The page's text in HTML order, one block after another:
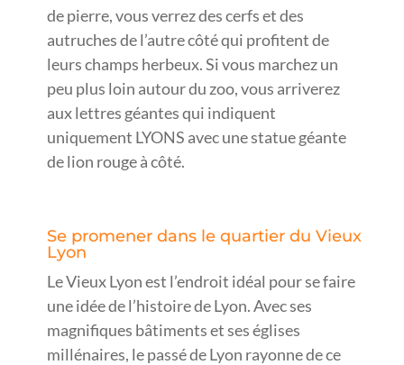
de pierre, vous verrez des cerfs et des
autruches de l’autre côté qui profitent de
leurs champs herbeux. Si vous marchez un
peu plus loin autour du zoo, vous arriverez
aux lettres géantes qui indiquent
uniquement LYONS avec une statue géante
de lion rouge à côté.
Se promener dans le quartier du Vieux
Lyon
Le Vieux Lyon est l’endroit idéal pour se faire
une idée de l’histoire de Lyon. Avec ses
magnifiques bâtiments et ses églises
millénaires, le passé de Lyon rayonne de ce